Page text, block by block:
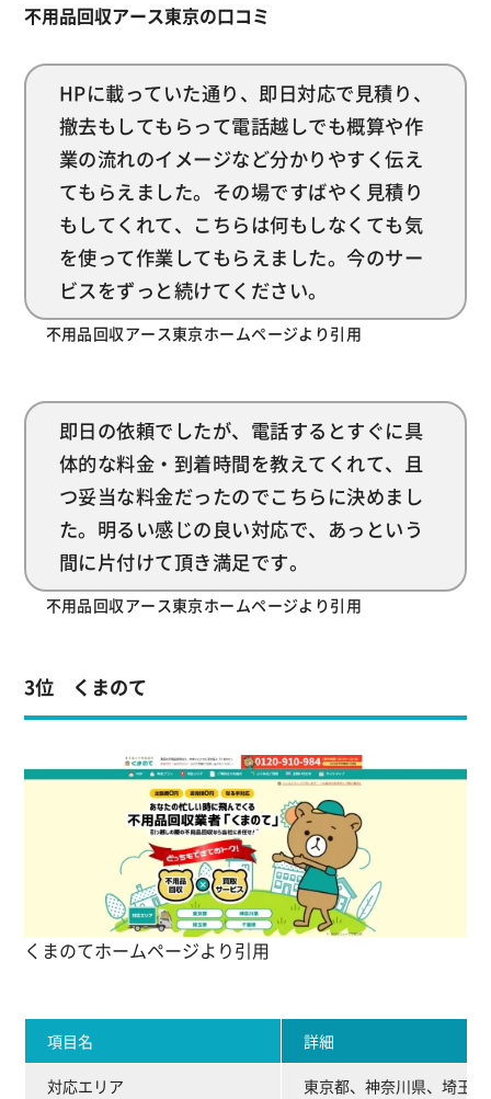
不用品回収アース東京の口コミ
HPに載っていた通り、即日対応で見積り、
撤去もしてもらって電話越しでも概算や作
業の流れのイメージなど分かりやすく伝え
てもらえました。その場ですばやく見積り
もしてくれて、こちらは何もしなくても気
を使って作業してもらえました。今のサー
ビスをずっと続けてください。
不用品回収アース東京ホームページより引用
即日の依頼でしたが、電話するとすぐに具
体的な料金・到着時間を教えてくれて、且
つ妥当な料金だったのでこちらに決めまし
た。明るい感じの良い対応で、あっという
間に片付けて頂き満足です。
不用品回収アース東京ホームページより引用
3位 くまのて
くまのてホームページより引用
項目名 詳細
対応エリア 東京都、神奈川県、埼玉